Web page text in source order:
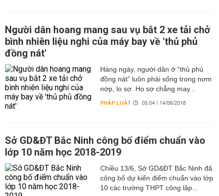
Người dân hoang mang sau vụ bắt 2 xe tải chở
bình nhiên liệu nghi của máy bay về 'thủ phủ
đồng nát'
Hàng ngày, người dân ở “thủ phủ
đồng nát” luôn phải sống trong nơm
nớp, lo sợ. Họ sợ chẳng may...
PHÁP LUẬT 05:04 | 14/06/2018
Sở GD&ĐT Bắc Ninh công bố điểm chuẩn vào
lớp 10 năm học 2018-2019
Chiều 13/6, Sở GD&ĐT Bắc Ninh đã
công bố dự kiến điểm chuẩn vào lớp
10 các trường THPT công lập...